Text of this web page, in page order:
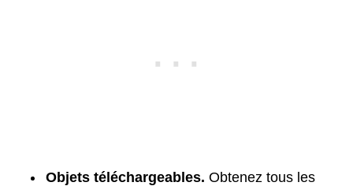
Objets téléchargeables. Obtenez tous les